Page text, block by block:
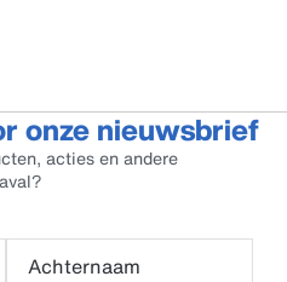
onze nieuwsbrief
acties en andere
Achternaam